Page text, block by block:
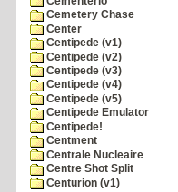
Cemetery Chase
Center
Centipede (v1)
Centipede (v2)
Centipede (v3)
Centipede (v4)
Centipede (v5)
Centipede Emulator
Centipede!
Centment
Centrale Nucleaire
Centre Shot Split
Centurion (v1)